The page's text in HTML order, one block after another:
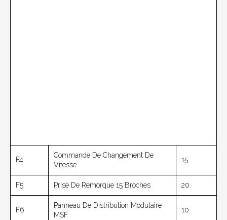
F4
Commande De Changement De
Vitesse
15
F5 Prise De Remorque 15 Broches 20
F6
Panneau De Distribution Modulaire
MSF
10